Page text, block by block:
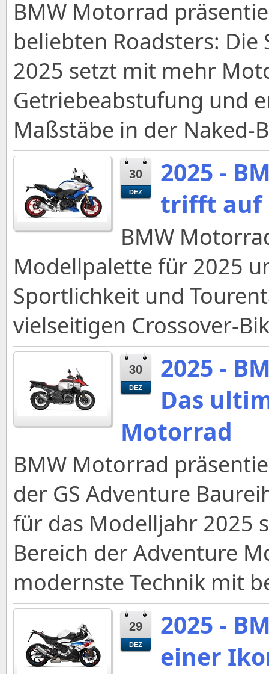
BMW Motorrad
beliebten Roadsters: Die
2025 setzt mit mehr
Getriebeabstufung und
Maßstäbe in der Naked-
30
DEZ
2025 -
trifft auf
BMW
Modellpalette für 2025
Sportlichkeit und
vielseitigen Crossover-
30
DEZ
2025 -
Das
Motorrad
BMW Motorrad
der GS Adventure
für das Modelljahr 2025
Bereich der Adventure
modernste Technik mit
29
DEZ
2025 -
einer